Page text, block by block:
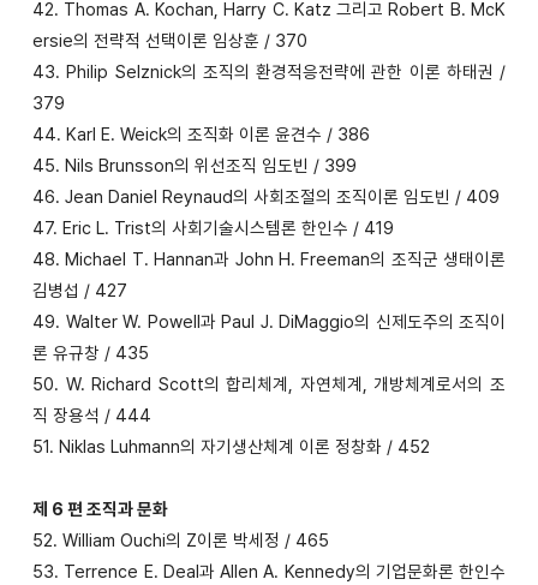
42. Thomas A. Kochan, Harry C. Katz 그리고 Robert B. McK
ersie의 전략적 선택이론 임상훈 / 370
43. Philip Selznick의 조직의 환경적응전략에 관한 이론 하태권 /
379
44. Karl E. Weick의 조직화 이론 윤견수 / 386
45. Nils Brunsson의 위선조직 임도빈 / 399
46. Jean Daniel Reynaud의 사회조절의 조직이론 임도빈 / 409
47. Eric L. Trist의 사회기술시스템론 한인수 / 419
48. Michael T. Hannan과 John H. Freeman의 조직군 생태이론
김병섭 / 427
49. Walter W. Powell과 Paul J. DiMaggio의 신제도주의 조직이
론 유규창 / 435
50. W. Richard Scott의 합리체계, 자연체계, 개방체계로서의 조
직 장용석 / 444
51. Niklas Luhmann의 자기생산체계 이론 정창화 / 452
제 6 편 조직과 문화
52. William Ouchi의 Z이론 박세정 / 465
53. Terrence E. Deal과 Allen A. Kennedy의 기업문화론 한인수